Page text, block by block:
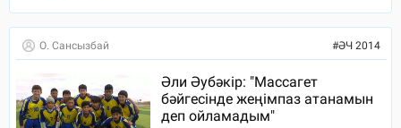
О. Сансызбай #ӘЧ 2014
Әли Әубәкір: "Массагет
бәйгесінде жеңімпаз атанамын
деп ойламадым"